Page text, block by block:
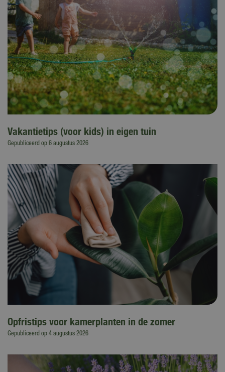
Vakantietips (voor kids) in eigen tuin
Gepubliceerd op 6 augustus 2026
Opfristips voor kamerplanten in de zomer
Gepubliceerd op 4 augustus 2026